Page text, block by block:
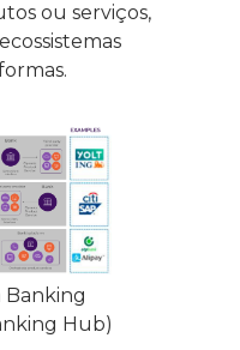
ou serviços,
Banking
Hub)